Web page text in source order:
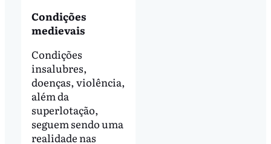
Condições
medievais
Condições
insalubres,
doenças, violência,
além da
superlotação,
seguem sendo uma
realidade nas